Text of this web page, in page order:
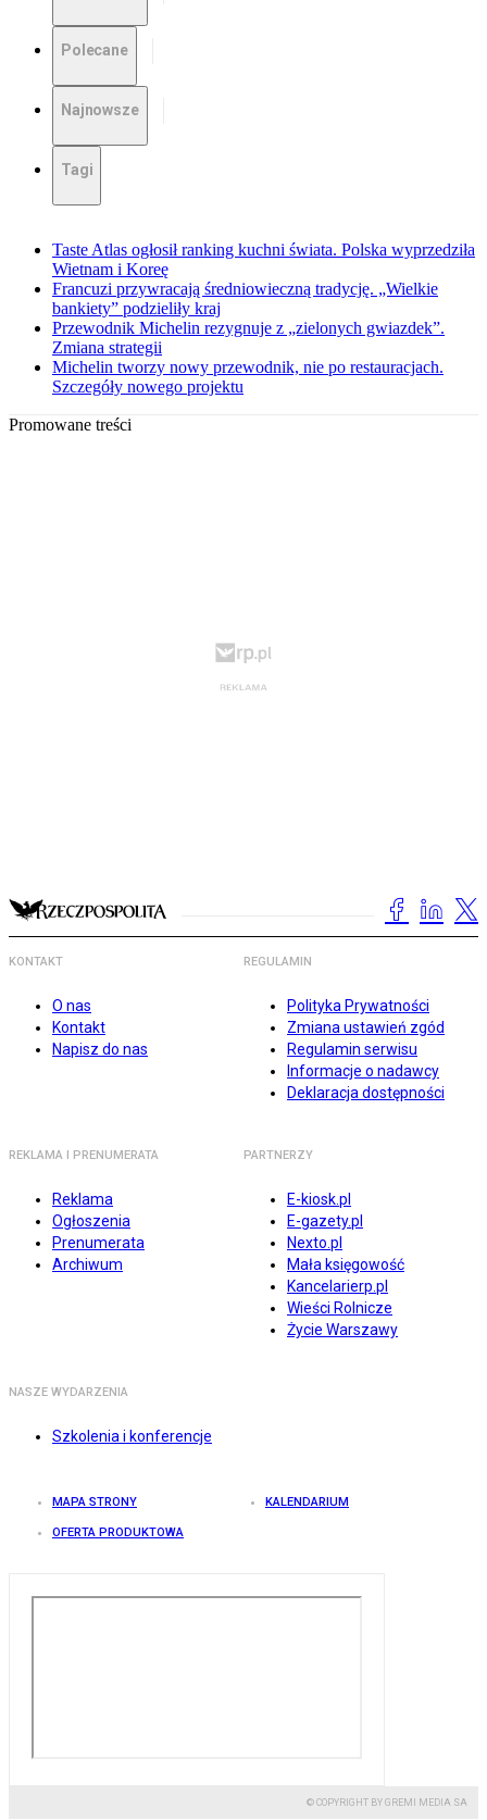
Polecane
Najnowsze
Tagi
Taste Atlas ogłosił ranking kuchni świata. Polska wyprzedziła
Wietnam i Koreę
Francuzi przywracają średniowieczną tradycję. „Wielkie
bankiety” podzieliły kraj
Przewodnik Michelin rezygnuje z „zielonych gwiazdek”.
Zmiana strategii
Michelin tworzy nowy przewodnik, nie po restauracjach.
Szczegóły nowego projektu
Promowane treści
KONTAKT
O nas
Kontakt
Napisz do nas
REGULAMIN
Polityka Prywatności
Zmiana ustawień zgód
Regulamin serwisu
Informacje o nadawcy
Deklaracja dostępności
REKLAMA I PRENUMERATA
Reklama
Ogłoszenia
Prenumerata
Archiwum
PARTNERZY
E-kiosk.pl
E-gazety.pl
Nexto.pl
Mała księgowość
Kancelarierp.pl
Wieści Rolnicze
Życie Warszawy
NASZE WYDARZENIA
Szkolenia i konferencje
MAPA STRONY KALENDARIUM
OFERTA PRODUKTOWA
© COPYRIGHT BY GREMI MEDIA SA